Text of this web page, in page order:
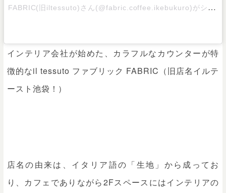
F
ABRIC(旧iltessuto)さん(@fabric.coffee.ikebukuro)がシェアした投稿
インテリア会社が始めた、カラフルなカウンターが特
徴的なil tessuto ファブリック FABRIC（旧店名イルテ
ースト池袋！）
店名の由来は、イタリア語の「生地」から成ってお
り、カフェでありながら2Fスペースにはインテリアの